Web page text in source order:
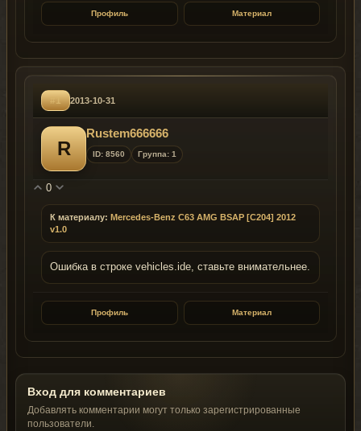
Профиль Материал
#1 2013-10-31
R
Rustem666666
ID: 8560 Группа: 1
0
К материалу: Mercedes-Benz C63 AMG BSAP [C204] 2012
v1.0
Ошибка в строке vehicles.ide, ставьте внимательнее.
Профиль Материал
Вход для комментариев
Добавлять комментарии могут только зарегистрированные
пользователи.